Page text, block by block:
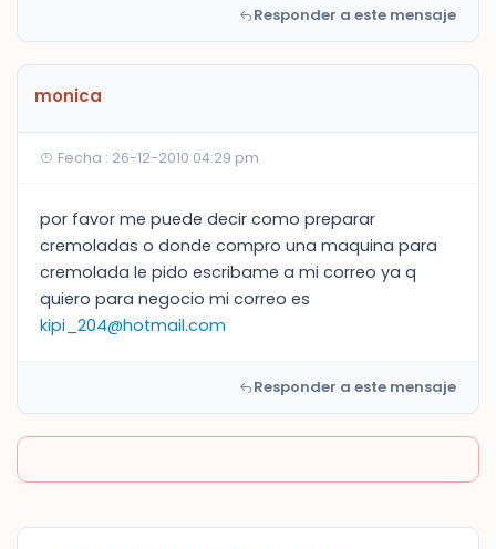
Responder a este mensaje
monica
Fecha : 26-12-2010 04:29 pm
por favor me puede decir como preparar
cremoladas o donde compro una maquina para
cremolada le pido escribame a mi correo ya q
quiero para negocio mi correo es
kipi_204@hotmail.com
Responder a este mensaje